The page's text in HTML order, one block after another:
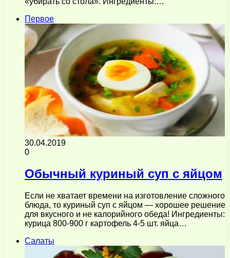
Первое
30.04.2019
0
Обычный куриный суп с яйцом
Если не хватает времени на изготовление сложного
блюда, то куриный суп с яйцом — хорошее решение
для вкусного и не калорийного обеда! Ингредиенты:
курица 800-900 г картофель 4-5 шт. яйца…
Салаты